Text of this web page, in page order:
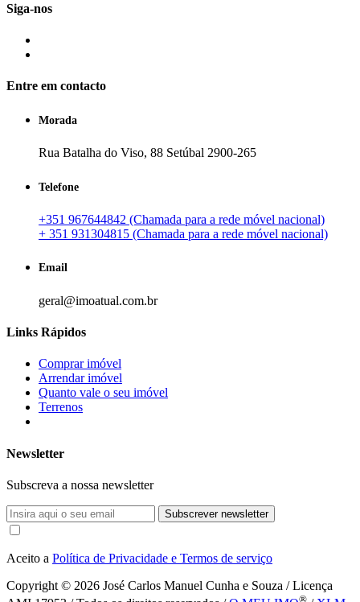
Siga-nos
Entre em contacto
Morada
Rua Batalha do Viso, 88 Setúbal 2900-265
Telefone
+351 967644842 (Chamada para a rede móvel nacional)
+ 351 931304815 (Chamada para a rede móvel nacional)
Email
geral@imoatual.com.br
Links Rápidos
Comprar imóvel
Arrendar imóvel
Quanto vale o seu imóvel
Terrenos
Newsletter
Subscreva a nossa newsletter
Subscrever newsletter
Aceito a Política de Privacidade e Termos de serviço
Copyright © 2026 José Carlos Manuel Cunha e Souza / Licença
®